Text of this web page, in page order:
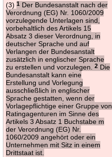
(3)1 Der Bundesanstalt nach der
Verordnung (EG) Nr. 1060/2009
vorzulegende Unterlagen sind,
vorbehaltlich des Artikels 15
Absatz 3 dieser Verordnung, in
deutscher Sprache und auf
Verlangen der Bundesanstalt
zusätzlich in englischer Sprache
zu erstellen und vorzulegen.2 Die
Bundesanstalt kann eine
Erstellung und Vorlegung
ausschließlich in englischer
Sprache gestatten, wenn der
Vorlagepflichtige einer Gruppe von
Ratingagenturen im Sinne des
Artikels 3 Absatz 1 Buchstabe m
der Verordnung (EG) Nr.
1060/2009 angehört oder ein
Unternehmen mit Sitz in einem
Drittstaat ist.